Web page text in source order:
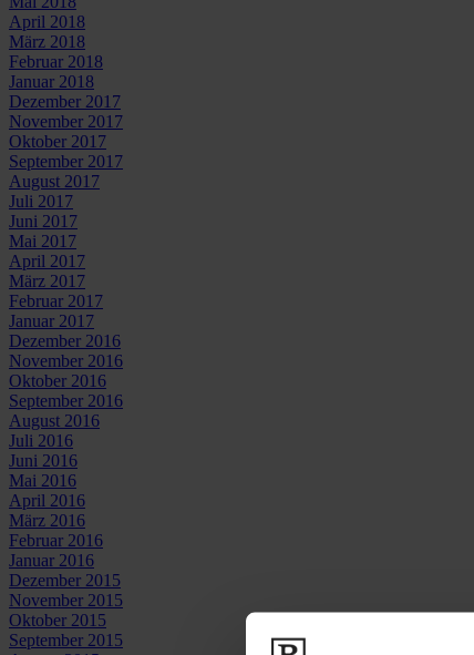
April 2018
März 2018
Februar 2018
Januar 2018
Dezember 2017
November 2017
Oktober 2017
September 2017
August 2017
Juli 2017
Juni 2017
Mai 2017
April 2017
März 2017
Februar 2017
Januar 2017
Dezember 2016
November 2016
Oktober 2016
September 2016
August 2016
Juli 2016
Juni 2016
Mai 2016
April 2016
März 2016
Februar 2016
Januar 2016
Dezember 2015
November 2015
Oktober 2015
September 2015